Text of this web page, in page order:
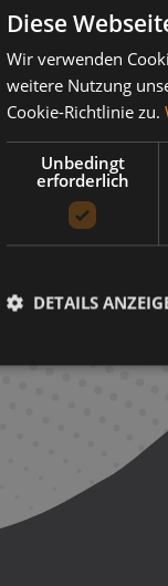
Diese
Wir verwenden
weitere Nutzung
Cookie-Richtlinie zu.
Unbedingt
erforderlich
DETAILS